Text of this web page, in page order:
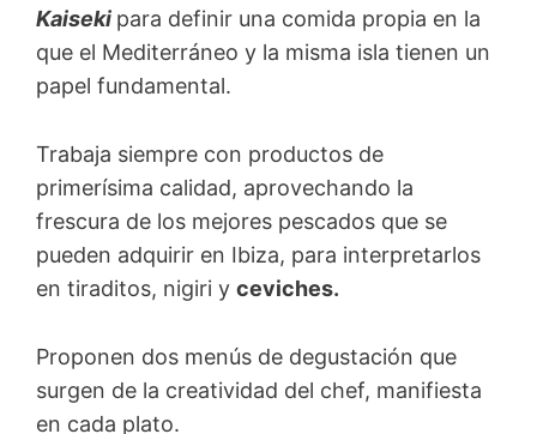
Kaiseki para definir una comida propia en la
que el Mediterráneo y la misma isla tienen un
papel fundamental.
Trabaja siempre con productos de
primerísima calidad, aprovechando la
frescura de los mejores pescados que se
pueden adquirir en Ibiza, para interpretarlos
en tiraditos, nigiri y ceviches.
Proponen dos menús de degustación que
surgen de la creatividad del chef, manifiesta
en cada plato.